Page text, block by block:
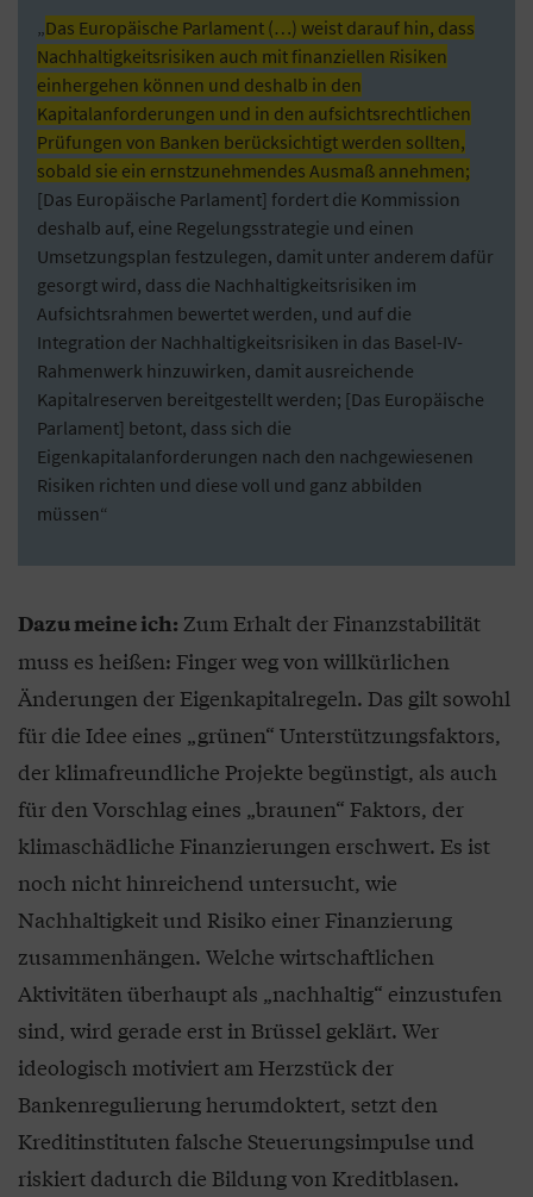
„Das Europäische Parlament (…) weist darauf hin, dass
Nachhaltigkeitsrisiken auch mit finanziellen Risiken
einhergehen können und deshalb in den
Kapitalanforderungen und in den aufsichtsrechtlichen
Prüfungen von Banken berücksichtigt werden sollten,
sobald sie ein ernstzunehmendes Ausmaß annehmen;
[Das Europäische Parlament] fordert die Kommission
deshalb auf, eine Regelungsstrategie und einen
Umsetzungsplan festzulegen, damit unter anderem dafür
gesorgt wird, dass die Nachhaltigkeitsrisiken im
Aufsichtsrahmen bewertet werden, und auf die
Integration der Nachhaltigkeitsrisiken in das Basel-IV-
Rahmenwerk hinzuwirken, damit ausreichende
Kapitalreserven bereitgestellt werden; [Das Europäische
Parlament] betont, dass sich die
Eigenkapitalanforderungen nach den nachgewiesenen
Risiken richten und diese voll und ganz abbilden
müssen“
Dazu meine ich: Zum Erhalt der Finanzstabilität
muss es heißen: Finger weg von willkürlichen
Änderungen der Eigenkapitalregeln. Das gilt sowohl
für die Idee eines „grünen“ Unterstützungsfaktors,
der klimafreundliche Projekte begünstigt, als auch
für den Vorschlag eines „braunen“ Faktors, der
klimaschädliche Finanzierungen erschwert. Es ist
noch nicht hinreichend untersucht, wie
Nachhaltigkeit und Risiko einer Finanzierung
zusammenhängen. Welche wirtschaftlichen
Aktivitäten überhaupt als „nachhaltig“ einzustufen
sind, wird gerade erst in Brüssel geklärt. Wer
ideologisch motiviert am Herzstück der
Bankenregulierung herumdoktert, setzt den
Kreditinstituten falsche Steuerungsimpulse und
riskiert dadurch die Bildung von Kre­ditblasen.